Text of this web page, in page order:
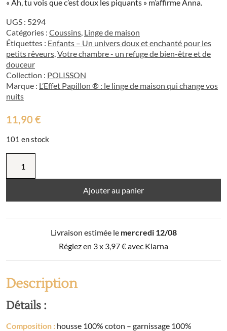
« Ah, tu vois que c’est doux les piquants » m’affirme Anna.
UGS : 5294
Catégories : Coussins, Linge de maison
Étiquettes : Enfants – Un univers doux et enchanté pour les
petits rêveurs,Votre chambre - un refuge de bien-être et de
douceur
Collection : POLISSON
Marque : L’Effet Papillon ® : le linge de maison qui change vos
nuits
11,90 €
101 en stock
Coussin
avec
Ajouter au panier
Livraison estimée le mercredi 12/08
Réglez en 3 x 3,97€avec Klarna
Description
Détails :
Composition : housse 100% coton – garnissage 100%